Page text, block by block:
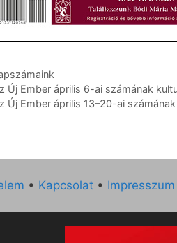
Új Ember április 6-ai számának
Új Ember április 13–20-ai
• Kapcsolat • Impresszum